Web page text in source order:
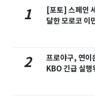
1
[포토] 스페인
달한 모로코 이
2
프로야구, 연
KBO 긴급 실행